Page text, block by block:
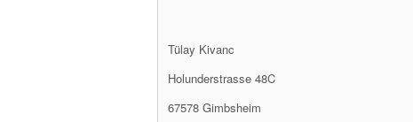
Tülay Kivanc
Holunderstrasse 48C
67578 Gimbsheim